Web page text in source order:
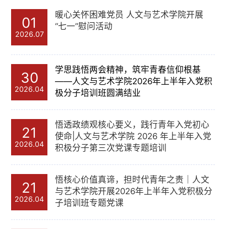
01
2026.07
暖心关怀困难党员 人文与艺术学院开展
“七一”慰问活动
30
2026.04
学思践悟两会精神，筑牢青春信仰根基
——人文与艺术学院2026年上半年入党积
极分子培训班圆满结业
21
2026.04
悟透政绩观核心要义，践行青年入党初心
使命|人文与艺术学院 2026 年上半年入党
积极分子第三次党课专题培训
21
2026.04
悟核心价值真谛，担时代青年之责｜人文
与艺术学院开展2026年上半年入党积极分
子培训班专题党课